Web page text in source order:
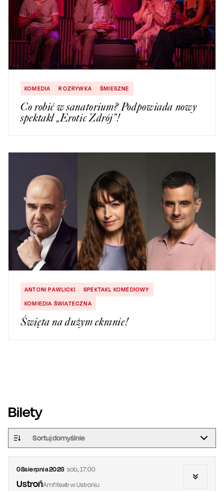
KOMEDIA ROZRYWKA ŚMIESZNE
Co robić w sanatorium? Podpowiada nowy
spektakl „Erotic Zdrój”!
ANTONI PAWLICKI
SPEKTAKL KOMEDIOWY
KOMIEDIA ŚWIĄTECZNA
Święta na dużym ekranie!
Bilety
Sortuj domyślnie
08sierpnia2026 sob.,17:00
UstrońAmfiteatr w Ustroniu